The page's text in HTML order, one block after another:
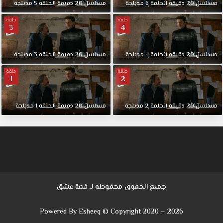
مسلسل20دقيقةالحلقة6 مدبلجة مسلسل20دقيقةالحلقة5 مدبلجة
حلقة
4
مسلسل20دقيقةالحلقة4 مدبلجة
حلقة
3
مسلسل20دقيقةالحلقة3 مدبلجة
حلقة
2
مسلسل20دقيقةالحلقة2مدبلجة
حلقة
1
مسلسل20دقيقةالحلقة1مدبلجة
جميع الحقوق محفوظة لـقصة عشق
Powered By Esheeq © Copyright 2020 – 2026